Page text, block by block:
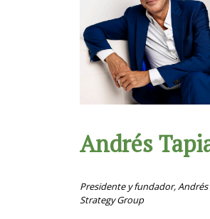
Andrés
Presidente y fundador, Andrés
Strategy Group